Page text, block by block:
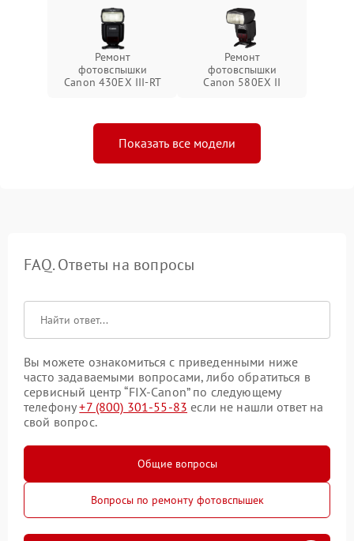
Ремонт
фотовспышки
Canon 430EX III-RT
Ремонт
фотовспышки
Canon 580EX II
Показать все модели
FAQ. Ответы на вопросы
Вы можете ознакомиться с приведенными ниже
часто задаваемыми вопросами, либо обратиться в
сервисный центр “FIX-Canon” по следующему
телефону+7 (800) 301-55-83 если не нашли ответ на
свой вопрос.
Общие вопросы
Вопросы по ремонту фотовспышек